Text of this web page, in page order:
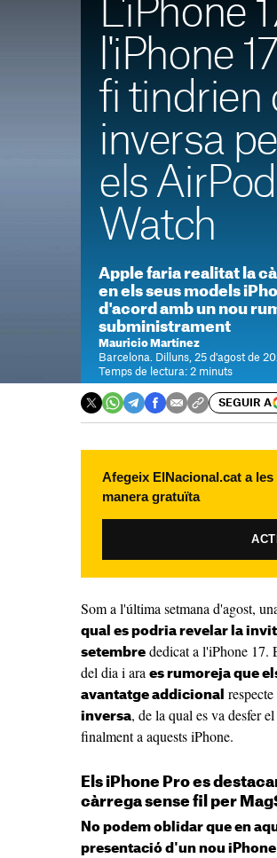
L'iPhone
l'iPhone
fi tindrien
inversa
els
Watch
Apple faria realitat la
en els seus models
d'acord amb un nou
subministrament
Mauricio Martínez
Barcelona. Dilluns, 25 d'agost de
Temps de lectura: 2 minuts
SEGUIR A
Afegeix ElNacional.cat a
manera gratuïta
Som a l'última setmana d'agost,
qual es podria revelar la
setembre dedicat a l'iPhone 17.
del dia i ara es rumoreja que
avantatge addicional
inversa, de la qual es va desfer
finalment a aquests iPhone.
Els iPhone Pro es
càrrega sense fil per
No podem oblidar que en
presentació d'un nou iPhone